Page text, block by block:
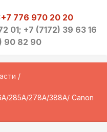
+7 776 970 20 20
01; +7 (7172) 39 63 16
90 82 90
285A/278A/388A/ Canon